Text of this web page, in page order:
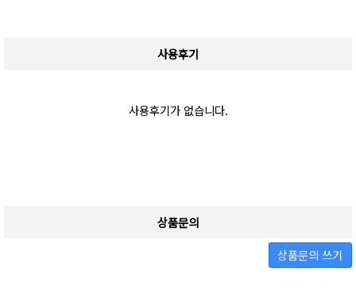
사용후기
사용후기가 없습니다.
상품문의
상품문의 쓰기